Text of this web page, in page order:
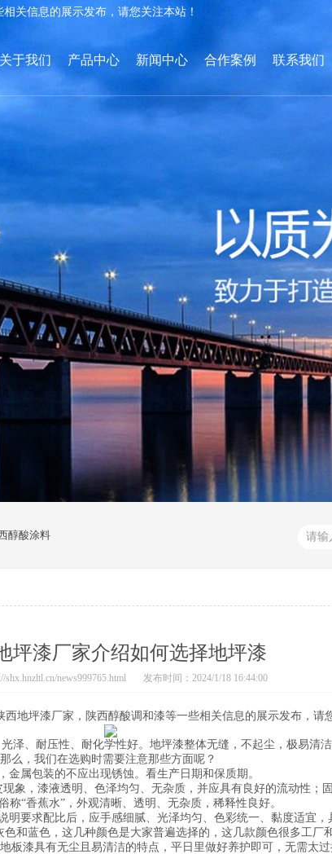
关信息的展示发布，请您关注本站！
关于我们 产品中心 新闻中心 合作案例 联系我们
醇酸涂料
坪漆厂家介绍如何选择地坪漆
shx.hnzltl.cn/news999765.html 发布时间：2024/1/18 16:44:00
西地坪漆厂家，陕西醇酸调和漆等一些相关信息的展示发布，请
泽、耐压性、耐化学性好。地坪漆整体无缝，不起尘，极易清
么，我们在选购时需要注意那些方面呢？
属包装的不应出现锈蚀。看生产日期和保质期。
象，漆液透明、色泽均匀、无杂质，并应具有良好的流动性；
“香蕉水”，外观清晰、透明、无杂质，稀释性良好。
明要求配比后，应手感细腻、光泽均匀、色彩统一、黏度适宜
和蓝色，这几种颜色是大家普遍选择的，这几款颜色很多工厂
漆具有无尘且易清洁的特点，平日里做好养护即可，无需太过